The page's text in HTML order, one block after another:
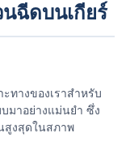
ฉีดบนเกียร์
ทางของเราสำหรับ
มาอย่างแม่นยำ ซึ่ง
สูงสุดในสภาพ